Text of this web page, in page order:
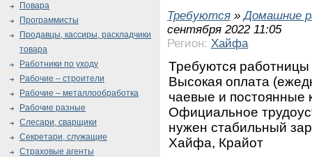
Требуются »Домашние
сентября 2022 11:05
Регион: Хайфа
Требуются работницы
Высокая оплата
чаевые и постоянные
Официальное
нужен стабильный
Хайфа, Крайот
Повара
Программисты
Продавцы, кассиры, раскладчики
товара
Работники по уходу
Рабочие – строители
Рабочие – металлообработка
Рабочие разные
Слесари, сварщики
Секретари, служащие
Страховые агенты